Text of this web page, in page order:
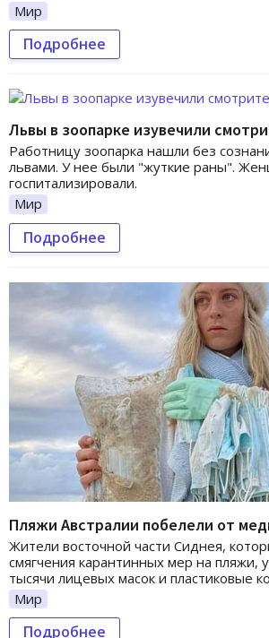
Мир
Подробнее
Львы в зоопарке изувечили
Работницу зоопарка нашли без
львами. У нее были "жуткие раны".
госпитализировали.
Мир
Подробнее
Пляжи Австралии побелели от
Жители восточной части Сиднея,
смягчения карантинных мер на пляжи,
тысячи лицевых масок и пластиковые
Мир
Подробнее